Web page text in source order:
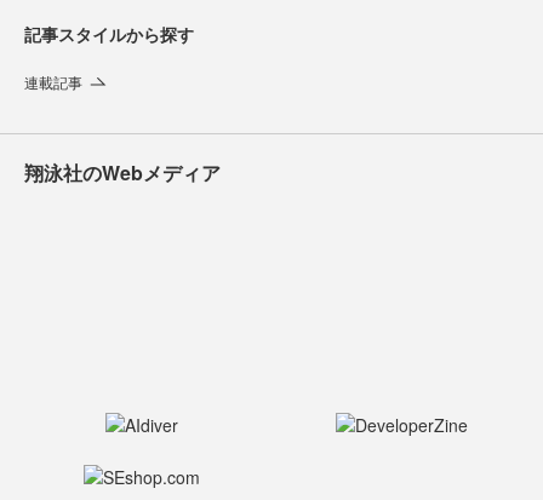
記事スタイルから探す
連載記事
翔泳社のWebメディア